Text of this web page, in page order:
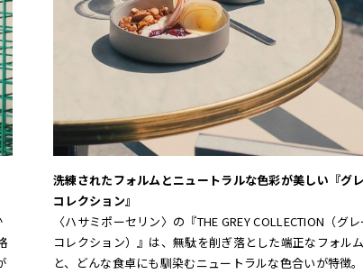
洗練されたフォルムとニュートラルな色彩が美しい『グ
コレクション』
〈ハサミポーセリン〉の『THE GREY COLLECTION（グレ
コレクション）』は、無駄を削ぎ落とした端正なフォルム
と、どんな食卓にも馴染むニュートラルな色合いが特徴